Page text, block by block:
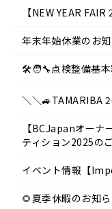
【NEW YEAR FAIR
年末年始休業のお
🛠️🧑‍🔧点検整備基
＼＼🚙TAMARIBA
【BCJapanオーナ
ティション2025の
イベント情報【
🌻夏季休暇のお知